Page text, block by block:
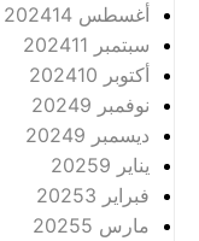
أغسطس 2024 14
سبتمبر 2024 11
أكتوبر 2024 10
نوفمبر 2024 9
ديسمبر 2024 9
يناير 2025 9
فبراير 2025 3
مارس 2025 5